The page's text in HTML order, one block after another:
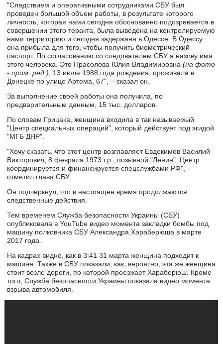
"Следствием и оперативными сотрудниками СБУ был
проведен большой объем работы, в результате которого
личность, которая нами сегодня обоснованно подозревается в
совершении этого теракта, была выведена на контролируемую
нами территорию и сегодня задержана в Одессе. В Одессу
она прибыла для того, чтобы получить биометрический
паспорт. По согласованию со следователем СБУ я назову имя
этого человека. Это Прасолова Юлия Владимировна(на фото
- прим. ред.) , 13 июля 1988 года рождения, проживала в
Донецке по улице Артема, 67", – сказал он.
За выполнение своей работы она получила, по
предварительным данным, 15 тыс. долларов.
По словам Грицака, женщина входила в так называемый
"Центр специальных операций", который действует под эгидой
"МГБ ДНР".
"Хочу сказать, что этот центр возглавляет Евдокимов Василий
Викторович, 8 февраля 1973 г.р., позывной "Ленин". Центр
координируется и финансируется спецслужбами РФ", -
отметил глава СБУ.
Он подчеркнул, что в настоящее время продолжаются
следственные действия.
Тем временем Служба безопасности Украины (СБУ)
опубликовала в YouTube видео момента закладки бомбы под
машину полковника СБУ Александра Хараберюша в марте
2017 года.
На кадрах видно, как в 3:41 31 марта женщина подходит к
машине. Также в СБУ показали, как, вероятно, эта же женщина
стоит возле дороги, по которой проезжает Хараберюш. Кроме
того, Служба безопасности Украины показала видео момента
взрыва автомобиля.